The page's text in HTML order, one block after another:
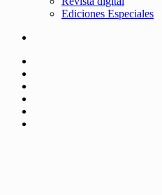
Ediciones Especiales